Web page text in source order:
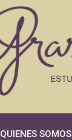
QUIENES SOMOS